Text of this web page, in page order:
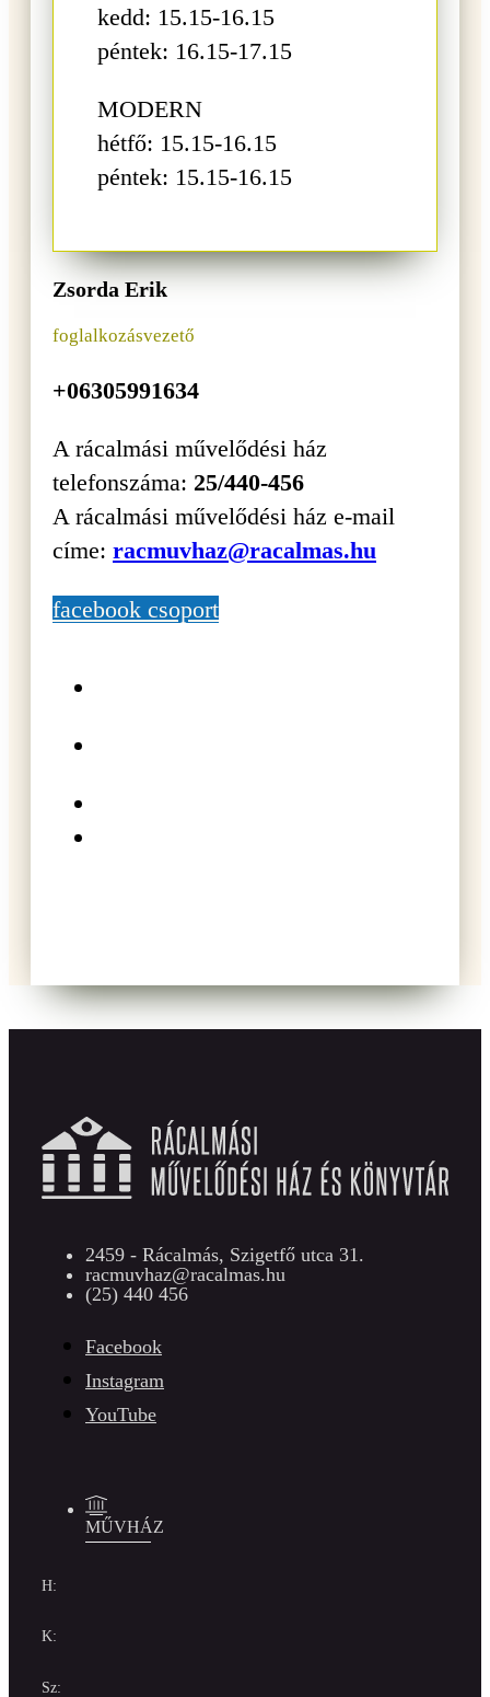
kedd: 15.15-16.15
péntek: 16.15-17.15
MODERN
hétfő: 15.15-16.15
péntek: 15.15-16.15
Zsorda Erik
foglalkozásvezető
+06305991634
A rácalmási művelődési ház
telefonszáma: 25/440-456
A rácalmási művelődési ház e-mail
címe: racmuvhaz@racalmas.hu
facebook csoport
2459 - Rácalmás, Szigetfő utca 31.
racmuvhaz@racalmas.hu
(25) 440 456
Facebook
Instagram
YouTube
MŰVHÁZ
H:
K:
Sz: